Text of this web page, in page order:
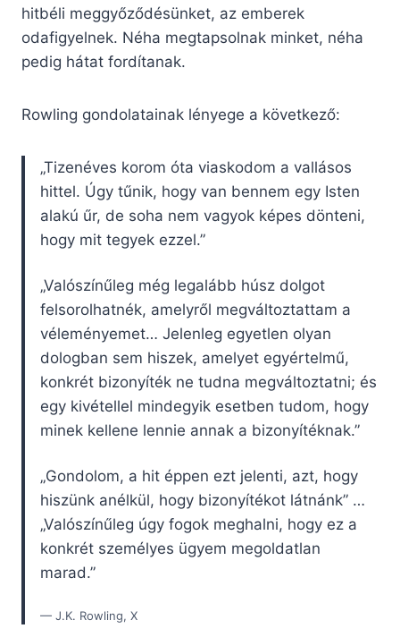
hitbéli meggyőződésünket, az emberek
odafigyelnek. Néha megtapsolnak minket, néha
pedig hátat fordítanak.
Rowling gondolatainak lényege a következő:
„Tizenéves korom óta viaskodom a vallásos
hittel. Úgy tűnik, hogy van bennem egy Isten
alakú űr, de soha nem vagyok képes dönteni,
hogy mit tegyek ezzel.”
„Valószínűleg még legalább húsz dolgot
felsorolhatnék, amelyről megváltoztattam a
véleményemet… Jelenleg egyetlen olyan
dologban sem hiszek, amelyet egyértelmű,
konkrét bizonyíték ne tudna megváltoztatni; és
egy kivétellel mindegyik esetben tudom, hogy
minek kellene lennie annak a bizonyítéknak.”
„Gondolom, a hit éppen ezt jelenti, azt, hogy
hiszünk anélkül, hogy bizonyítékot látnánk” …
„Valószínűleg úgy fogok meghalni, hogy ez a
konkrét személyes ügyem megoldatlan
marad.”
— J.K. Rowling, X